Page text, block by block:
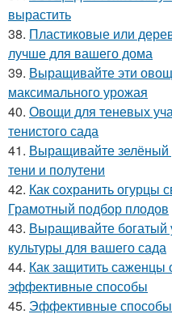
вырастить
38. Пластиковые или
лучше для вашего дома
39. Выращивайте эти
максимального урожая
40. Овощи для теневых
тенистого сада
41. Выращивайте зелёный
тени и полутени
42. Как сохранить огурцы
Грамотный подбор плодов
43. Выращивайте
культуры для вашего сада
44. Как защитить саженцы
эффективные способы
45. Эффективные